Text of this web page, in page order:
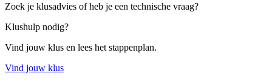
Zoek je klusadvies of heb je een technische vraag?
Klushulp nodig?
Vind jouw klus en lees het stappenplan.
Vind jouw klus